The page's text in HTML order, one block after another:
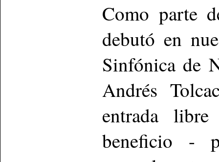
Como parte
debutó en
Sinfónica de
Andrés
entrada
beneficio -